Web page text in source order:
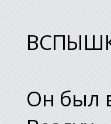
Он был